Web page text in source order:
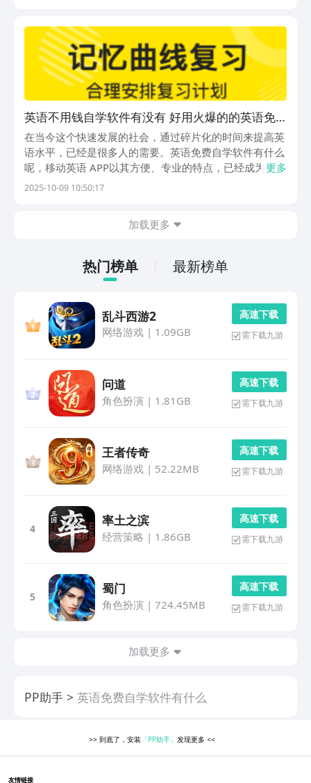
英语不用钱自学软件有没有 好用火爆的的英语免
费自学软件分享
在当今这个快速发展的社会，通过碎片化的时间来提高英
语水平，已经是很多人的需要。英语免费自学软件有什么
呢，移动英语 APP以其方便、专业的特点，已经成为很多
人摆脱语言障碍的第一选择。我们挑选了5款英语学习应
更多
2025-10-09 10:50:17
加载更多
热门榜单 最新榜单
乱斗西游2
网络游戏| 1.09GB
高 速 下 载
需下载九游
问道
角色扮演 | 1.81GB
高 速 下 载
需下载九游
王者传奇
网络游戏| 52.22MB
高 速 下 载
需下载九游
4
率土之滨
经营策略 | 1.86GB
高 速 下 载
需下载九游
5
蜀门
角色扮演 | 724.45MB
高 速 下 载
需下载九游
加载更多
PP助手 英语免费自学软件有什么
>> 到底了，安装 「PP助手」 发现更多<<
友情链接